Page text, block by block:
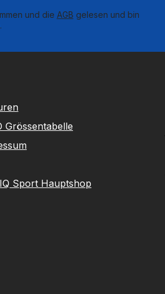
und die AGB gelesen und bin
Grössentabelle
Sport Hauptshop